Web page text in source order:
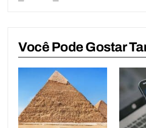
Você Pode Gostar